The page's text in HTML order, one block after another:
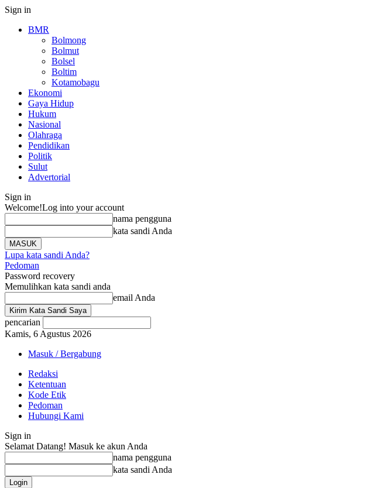
Sign in
BMR
Bolmong
Bolmut
Bolsel
Boltim
Kotamobagu
Ekonomi
Gaya Hidup
Hukum
Nasional
Olahraga
Pendidikan
Politik
Sulut
Advertorial
Sign in
Welcome!Log into your account
nama pengguna
kata sandi Anda
Lupa kata sandi Anda?
Pedoman
Password recovery
Memulihkan kata sandi anda
email Anda
pencarian
Kamis, 6 Agustus 2026
Masuk / Bergabung
Redaksi
Ketentuan
Kode Etik
Pedoman
Hubungi Kami
Sign in
Selamat Datang! Masuk ke akun Anda
nama pengguna
kata sandi Anda